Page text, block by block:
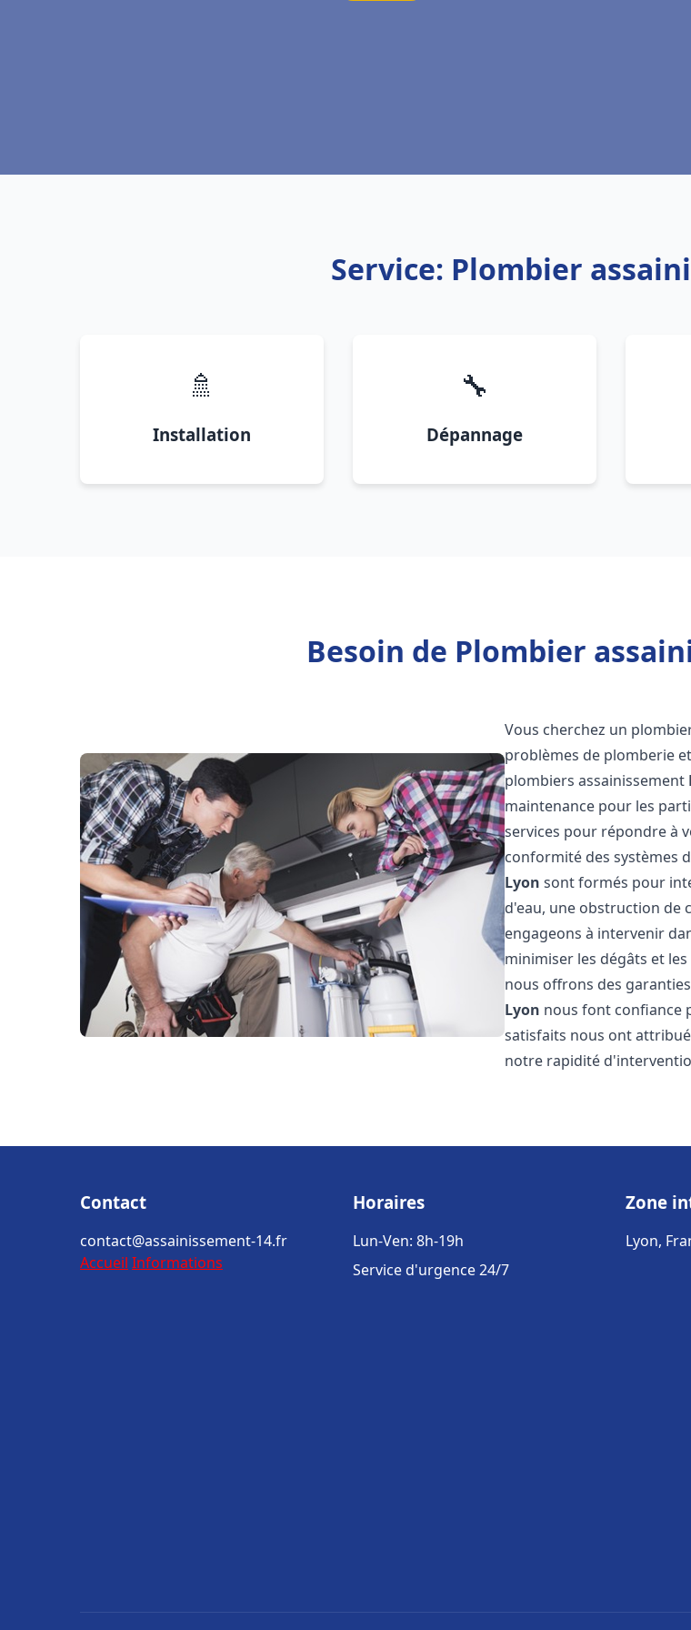
Service: Plombier
🚿
Installation
🔧
Dépannage
Besoin de Plombier
Vous cherchez un
problèmes de plomberie
plombiers assainissement
maintenance pour les
services pour répondre à
conformité des systèmes
Lyon sont formés pour
d'eau, une obstruction de
engageons à intervenir
minimiser les dégâts et
nous offrons des
Lyon nous font confiance
satisfaits nous ont
notre rapidité
Contact
contact@assainissement-14.fr
Accueil Informations
Horaires
Lun-Ven: 8h-19h
Service d'urgence 24/7
Zone
Lyon,